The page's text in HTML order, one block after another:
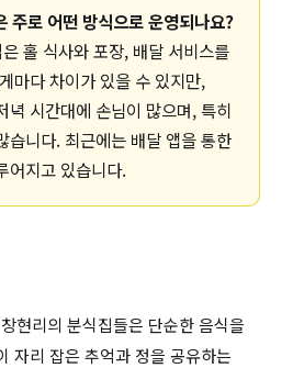
주로 어떤 방식으로 운영되나요?
홀 식사와 포장, 배달 서비스를
마다 차이가 있을 수 있지만,
녁 시간대에 손님이 많으며, 특히
습니다. 최근에는 배달 앱을 통한
어지고 있습니다.
현리의 분식집들은 단순한 음식을
자리 잡은 추억과 정을 공유하는